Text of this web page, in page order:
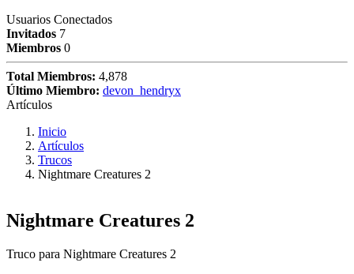
Usuarios Conectados
Invitados 7
Miembros 0
Total Miembros: 4,878
Último Miembro: devon_hendryx
Artículos
Inicio
Artículos
Trucos
Nightmare Creatures 2
Nightmare Creatures 2
Truco para Nightmare Creatures 2